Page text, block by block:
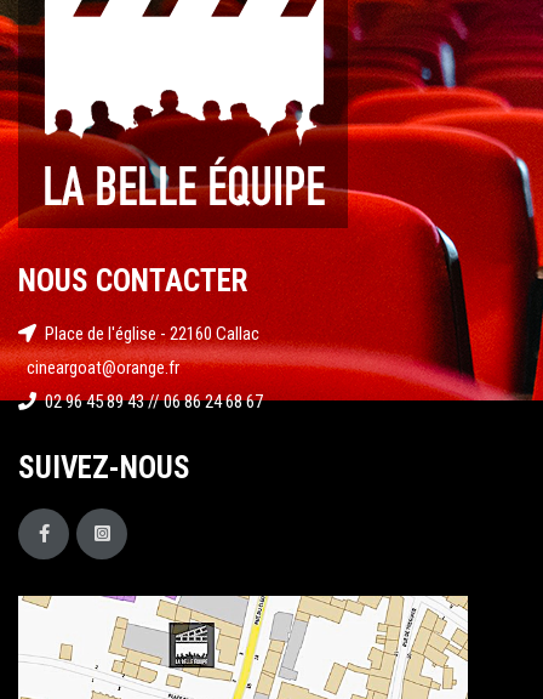
NOUS CONTACTER
Place de l'église - 22160 Callac
cineargoat@orange.fr
02 96 45 89 43 // 06 86 24 68 67
SUIVEZ-NOUS